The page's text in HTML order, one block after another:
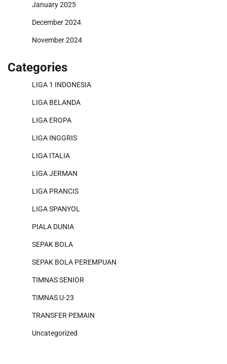
January 2025
December 2024
November 2024
Categories
LIGA 1 INDONESIA
LIGA BELANDA
LIGA EROPA
LIGA INGGRIS
LIGA ITALIA
LIGA JERMAN
LIGA PRANCIS
LIGA SPANYOL
PIALA DUNIA
SEPAK BOLA
SEPAK BOLA PEREMPUAN
TIMNAS SENIOR
TIMNAS U-23
TRANSFER PEMAIN
Uncategorized